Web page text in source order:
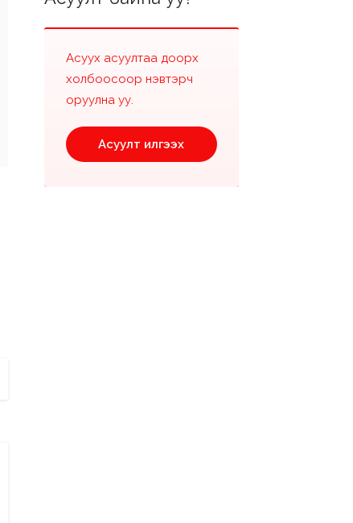
Асуух асуултаа доорх
холбоосоор нэвтэрч
оруулна уу.
Асуулт илгээх